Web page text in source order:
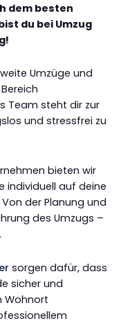
dem besten
du bei Umzug
Umzüge und
Team steht dir zur
und stressfrei zu
bieten wir
individuell auf deine
der Planung und
des Umzugs –
sorgen dafür, dass
sicher und
Wohnort